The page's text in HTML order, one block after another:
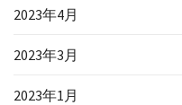
2023年4月
2023年3月
2023年1月